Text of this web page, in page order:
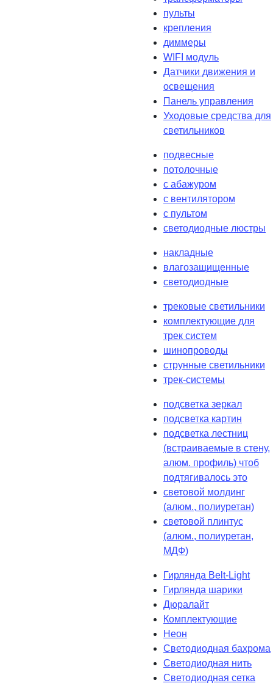
пульты
крепления
диммеры
WIFI модуль
Датчики движения и
освещения
Панель управления
Уходовые средства для
светильников
подвесные
потолочные
с абажуром
с вентилятором
с пультом
светодиодные люстры
накладные
влагозащищенные
светодиодные
трековые светильники
комплектующие для
трек систем
шинопроводы
струнные светильники
трек-системы
подсветка зеркал
подсветка картин
подсветка лестниц
(встраиваемые в стену,
алюм. профиль) чтоб
подтягивалось это
световой молдинг
(алюм., полиуретан)
световой плинтус
(алюм., полиуретан,
МДФ)
Гирлянда Belt-Light
Гирлянда шарики
Дюралайт
Комплектующие
Неон
Светодиодная бахрома
Светодиодная нить
Светодиодная сетка